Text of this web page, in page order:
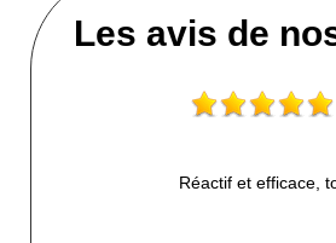
Les avis de
Réactif et efficace,